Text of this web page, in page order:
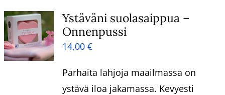
Ystäväni suolasaippua –
Onnenpussi
14,00€
Parhaita lahjoja maailmassa on
ystävä iloa jakamassa. Kevyesti